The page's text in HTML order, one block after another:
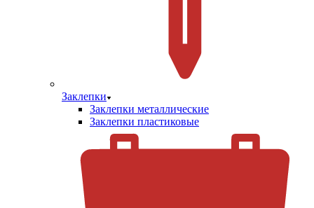
Заклепки
Заклепки металлические
Заклепки пластиковые